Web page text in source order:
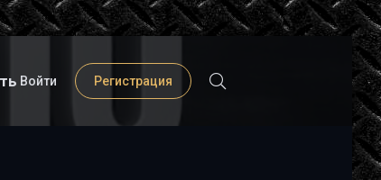
Войти Регистрация